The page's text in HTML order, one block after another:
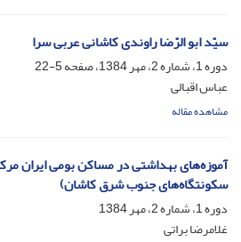
سیّد ابو الرّضا راوندی کاشانی عربی سرا
دوره 1، شماره 2، مهر 1384، صفحه
5-22
عباس اقبالی
مشاهده مقاله
آموزه‌های بهداشتی در مساکن بومی ایران
سکونتگاه‌های جنوب شرق کاشان)
دوره 1، شماره 2، مهر 1384
غلامرضا براتی